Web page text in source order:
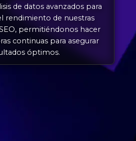
de datos avanzados para
rendimiento de nuestras
permitiéndonos hacer
continuas para asegurar
óptimos.